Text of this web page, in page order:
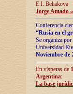
E.I. Beliakova
Jorge Amado
Conferencia
“Rusia en el
Se organiza
Universidad
Noviembre de
En vísperas de
Argentina:
La base